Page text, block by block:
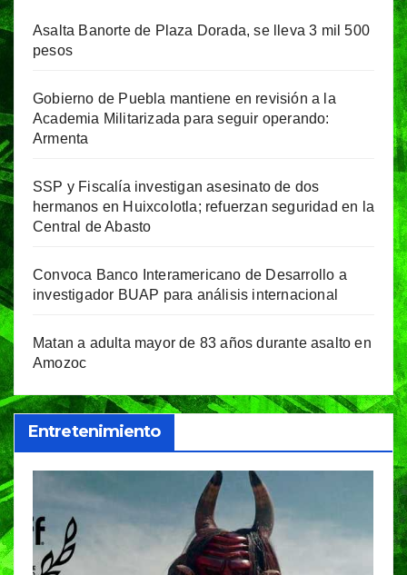
Asalta Banorte de Plaza Dorada, se lleva 3 mil 500
pesos
Gobierno de Puebla mantiene en revisión a la
Academia Militarizada para seguir operando:
Armenta
SSP y Fiscalía investigan asesinato de dos
hermanos en Huixcolotla; refuerzan seguridad en la
Central de Abasto
Convoca Banco Interamericano de Desarrollo a
investigador BUAP para análisis internacional
Matan a adulta mayor de 83 años durante asalto en
Amozoc
Entretenimiento